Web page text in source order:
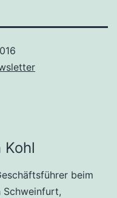
Kohl
beim
Schweinfurt,